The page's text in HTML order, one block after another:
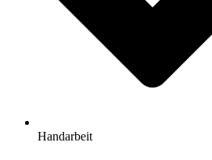
Handarbeit